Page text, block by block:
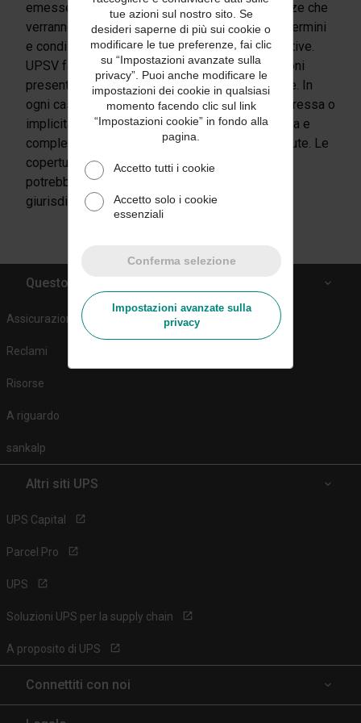
emesse. Si prega dunque di consultare le polizze che
verranno eventualmente emesse per gli esatti termini
e condizioni delle rispettive coperture assicurative.
UPSV fa ogni sforzo affinché tutte le informazioni
presenti in questa comunicazione siano corrette. In
ogni caso, nessuna garanzia, dichiarazione, espressa o
implicita, è prestata con riguardo alla correttezza e
completezza di tutte le informazioni qui contenute. Le
coperture assicurative intermediate da UPSV
potrebbero non essere disponibili in tutte le
giurisdizioni.
Questo sito
Assicurazione del carico
Reclami
Risorse
A riguardo
sankalp
Altri siti UPS
UPS Capital
Parcel Pro
UPS
Soluzioni UPS per la supply chain
A proposito di UPS
Connettiti con noi
tue azioni sul nostro sito. Se
desideri saperne di più sui cookie o
modificare le tue preferenze, fai clic
su “Impostazioni avanzate sulla
privacy”. Puoi anche modificare le
impostazioni dei cookie in qualsiasi
momento facendo clic sul link
“Impostazioni cookie” in fondo alla
pagina.
Accetto tutti i cookie
Accetto solo i cookie
essenziali
Conferma selezione
Impostazioni avanzate sulla
privacy